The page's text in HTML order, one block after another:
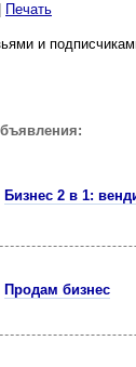
Печать
и
Бизнес 2 в 1:
Продам бизнес